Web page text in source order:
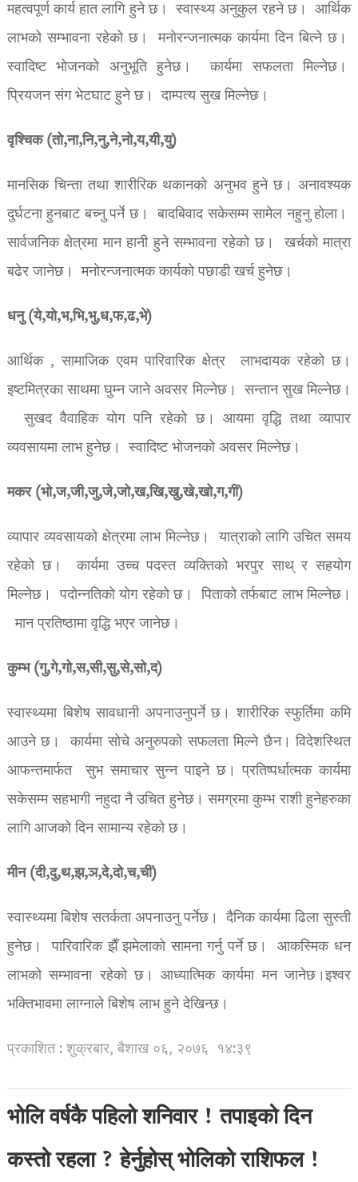
महत्वपूर्ण कार्य हात लागि हुने छ। स्वास्थ्य अनुकुल रहने छ। आर्थिक
लाभको सम्भावना रहेको छ। मनोरन्जनात्मक कार्यमा दिन बित्ने छ।
स्वादिष्ट भोजनको अनुभूति हुनेछ। कार्यमा सफलता मिल्नेछ।
प्रियजन संग भेटघाट हुने छ। दाम्पत्य सुख मिल्नेछ।
वृश्चिक (तो,ना,नि,नु,ने,नो,य,यी,यु)
मानसिक चिन्ता तथा शारीरिक थकानको अनुभव हुने छ। अनावश्यक
दुर्घटना हुनबाट बच्नु पर्ने छ। बादबिवाद सकेसम्म सामेल नहुनु होला।
सार्वजनिक क्षेत्रमा मान हानी हुने सम्भावना रहेको छ। खर्चको मात्रा
बढेर जानेछ। मनोरन्जनात्मक कार्यको पछाडी खर्च हुनेछ।
धनु (ये,यो,भ,भि,भु,ध,फ,ढ,भे)
आर्थिक , सामाजिक एवम पारिवारिक क्षेत्र लाभदायक रहेको छ।
इष्टमित्रका साथमा घुम्न जाने अवसर मिल्नेछ। सन्तान सुख मिल्नेछ।
सुखद वैवाहिक योग पनि रहेको छ। आयमा वृद्धि तथा व्यापार
व्यवसायमा लाभ हुनेछ। स्वादिष्ट भोजनको अवसर मिल्नेछ।
मकर (भो,ज,जी,जु,जे,जो,ख,खि,खु,खे,खो,ग,गी)
व्यापार व्यवसायको क्षेत्रमा लाभ मिल्नेछ। यात्राको लागि उचित समय
रहेको छ। कार्यमा उच्च पदस्त व्यक्तिको भरपुर साथ् र सहयोग
मिल्नेछ। पदोन्नतिको योग रहेको छ। पिताको तर्फबाट लाभ मिल्नेछ।
मान प्रतिष्ठामा वृद्धि भएर जानेछ।
कुम्भ (गु,गे,गो,स,सी,सु,से,सो,द)
स्वास्थ्यमा बिशेष सावधानी अपनाउनुपर्ने छ। शारीरिक स्फुर्तिमा कमि
आउने छ। कार्यमा सोचे अनुरुपको सफलता मिल्ने छैन। विदेशस्थित
आफन्तमार्फत सुभ समाचार सुन्न पाइने छ। प्रतिष्पर्धात्मक कार्यमा
सकेसम्म सहभागी नहुदा नै उचित हुनेछ। समग्रमा कुम्भ राशी हुनेहरुका
लागि आजको दिन सामान्य रहेको छ।
मीन (दी,दु,थ,झ,ञ,दे,दो,च,ची)
स्वास्थ्यमा बिशेष सतर्कता अपनाउनु पर्नेछ। दैनिक कार्यमा ढिला सुस्ती
हुनेछ। पारिवारिक झैँ झमेलाको सामना गर्नु पर्ने छ। आकस्मिक धन
लाभको सम्भावना रहेको छ। आध्यात्मिक कार्यमा मन जानेछ।इश्वर
भक्तिभावमा लाग्नाले बिशेष लाभ हुने देखिन्छ।
प्रकाशित : शुक्रबार, बैशाख ०६, २०७६ १४:३९
भोलि वर्षकै पहिलो शनिवार ! तपाइको दिन
कस्तो रहला ? हेर्नुहोस् भोलिको राशिफल !